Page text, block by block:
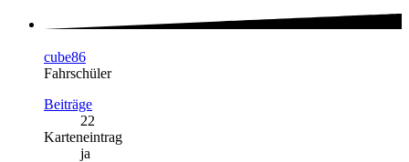
cube86
Fahrschüler
Beiträge
22
Karteneintrag
ja